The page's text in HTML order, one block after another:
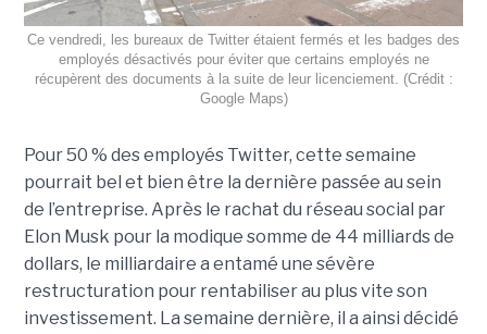
Ce vendredi, les bureaux de Twitter étaient fermés et les badges des
employés désactivés pour éviter que certains employés ne
récupèrent des documents à la suite de leur licenciement. (Crédit :
Google Maps)
Pour 50 % des employés Twitter, cette semaine
pourrait bel et bien être la dernière passée au sein
de l’entreprise. Après le rachat du réseau social par
Elon Musk pour la modique somme de 44 milliards de
dollars, le milliardaire a entamé une sévère
restructuration pour rentabiliser au plus vite son
investissement. La semaine dernière, il a ainsi décidé